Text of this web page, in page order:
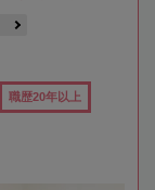
職歴20年以上